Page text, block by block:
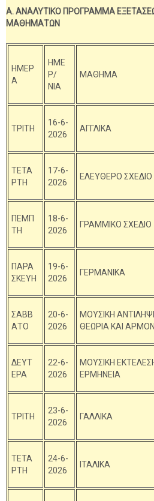
Α. ΑΝΑΛΥΤΙΚΟ ΠΡΟΓΡΑΜΜΑ
ΜΑΘΗΜΑΤΩΝ
ΗΜΕΡ
Α
ΗΜΕ
Ρ/
ΝΙΑ
ΜΑΘΗΜΑ
ΤΡΙΤΗ
16-6-
2026
ΑΓΓΛΙΚΑ
ΤΕΤΑ
ΡΤΗ
17-6-
2026
ΕΛΕΥΘΕΡΟ ΣΧΕΔΙΟ
ΠΕΜΠ
ΤΗ
18-6-
2026
ΓΡΑΜΜΙΚΟ ΣΧΕΔΙΟ
ΠΑΡΑ
ΣΚΕΥΗ
19-6-
2026
ΓΕΡΜΑΝΙΚΑ
ΣΑΒΒ
ΑΤΟ
20-6-
2026
ΜΟΥΣΙΚΗ
ΘΕΩΡΙΑ ΚΑΙ
ΔΕΥΤ
ΕΡΑ
22-6-
2026
ΜΟΥΣΙΚΗ
ΕΡΜΗΝΕΙΑ
ΤΡΙΤΗ
23-6-
2026
ΓΑΛΛΙΚΑ
ΤΕΤΑ
ΡΤΗ
24-6-
2026
ΙΤΑΛΙΚΑ